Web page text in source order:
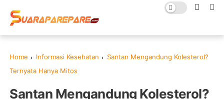
Home Informasi Kesehatan
Santan Mengandung Kolesterol?
Ternyata Hanya Mitos
Santan Mengandung Kolesterol?